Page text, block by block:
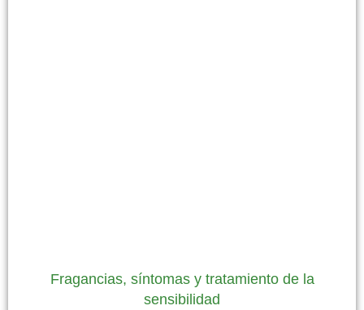
Fragancias, síntomas y tratamiento de la
sensibilidad